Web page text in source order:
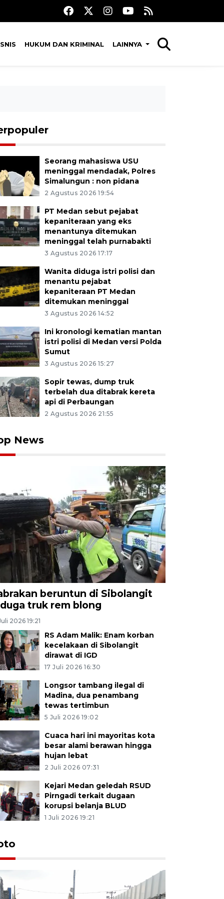
HUKUM DAN KRIMINAL LAINNYA
Seorang mahasiswa USU
meninggal mendadak, Polres
Simalungun : non pidana
2 Agustus 2026 19:54
PT Medan sebut pejabat
kepaniteraan yang eks
menantunya ditemukan
meninggal telah purnabakti
3 Agustus 2026 17:17
Wanita diduga istri polisi dan
menantu pejabat
kepaniteraan PT Medan
ditemukan meninggal
3 Agustus 2026 14:52
Ini kronologi kematian mantan
istri polisi di Medan versi Polda
Sumut
3 Agustus 2026 15:27
Sopir tewas, dump truk
terbelah dua ditabrak kereta
api di Perbaungan
2 Agustus 2026 21:55
News
beruntun di Sibolangit
truk rem blong
2026 19:21
RS Adam Malik: Enam korban
kecelakaan di Sibolangit
dirawat di IGD
17 Juli 2026 16:30
Longsor tambang ilegal di
Madina, dua penambang
tewas tertimbun
5 Juli 2026 19:02
Cuaca hari ini mayoritas kota
besar alami berawan hingga
hujan lebat
2 Juli 2026 07:31
Kejari Medan geledah RSUD
Pirngadi terkait dugaan
korupsi belanja BLUD
1 Juli 2026 19:21